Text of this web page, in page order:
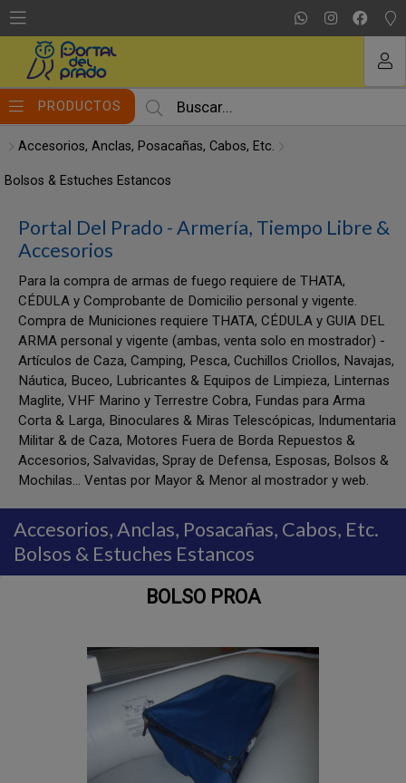
PRODUCTOS
Accesorios, Anclas, Posacañas, Cabos, Etc.
Bolsos & Estuches Estancos
Portal Del Prado - Armería, Tiempo Libre &
Accesorios
Para la compra de armas de fuego requiere de THATA,
CÉDULA y Comprobante de Domicilio personal y vigente.
Compra de Municiones requiere THATA, CÉDULA y GUIA DEL
ARMA personal y vigente (ambas, venta solo en mostrador) -
Artículos de Caza, Camping, Pesca, Cuchillos Criollos, Navajas,
Náutica, Buceo, Lubricantes & Equipos de Limpieza, Linternas
Maglite, VHF Marino y Terrestre Cobra, Fundas para Arma
Corta & Larga, Binoculares & Miras Telescópicas, Indumentaria
Militar & de Caza, Motores Fuera de Borda Repuestos &
Accesorios, Salvavidas, Spray de Defensa, Esposas, Bolsos &
Mochilas... Ventas por Mayor & Menor al mostrador y web.
Accesorios, Anclas, Posacañas, Cabos, Etc.
Bolsos & Estuches Estancos
BOLSO PROA